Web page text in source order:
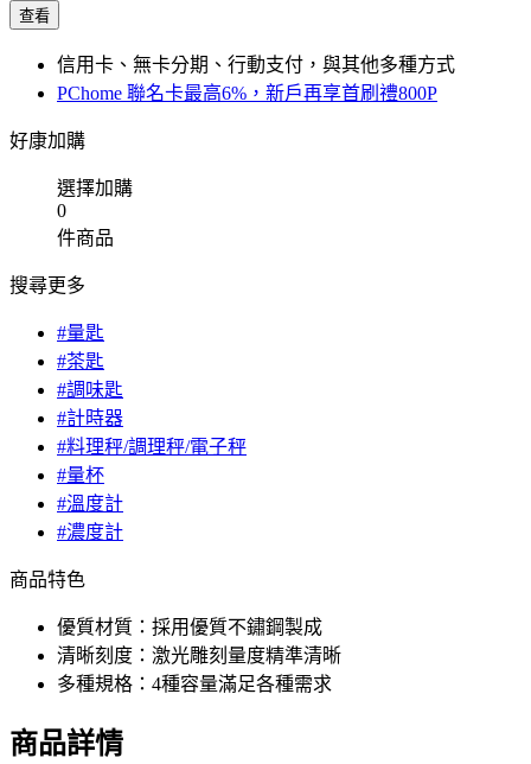
查看
信用卡、無卡分期、行動支付，與其他多種方式
PChome 聯名卡最高6%，新戶再享首刷禮800P
好康加購
選擇加購
0
件商品
搜尋更多
#量匙
#茶匙
#調味匙
#計時器
#料理秤/調理秤/電子秤
#量杯
#溫度計
#濃度計
商品特色
優質材質：採用優質不鏽鋼製成
清晰刻度：激光雕刻量度精準清晰
多種規格：4種容量滿足各種需求
商品詳情